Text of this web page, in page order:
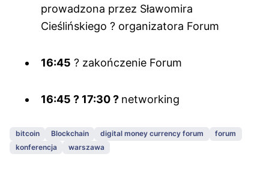
prowadzona przez Sławomira
Cieślińskiego ? organizatora Forum
16:45 ? zakończenie Forum
16:45 ? 17:30 ? networking
bitcoin Blockchain digital money currency forum
forum
konferencja
warszawa